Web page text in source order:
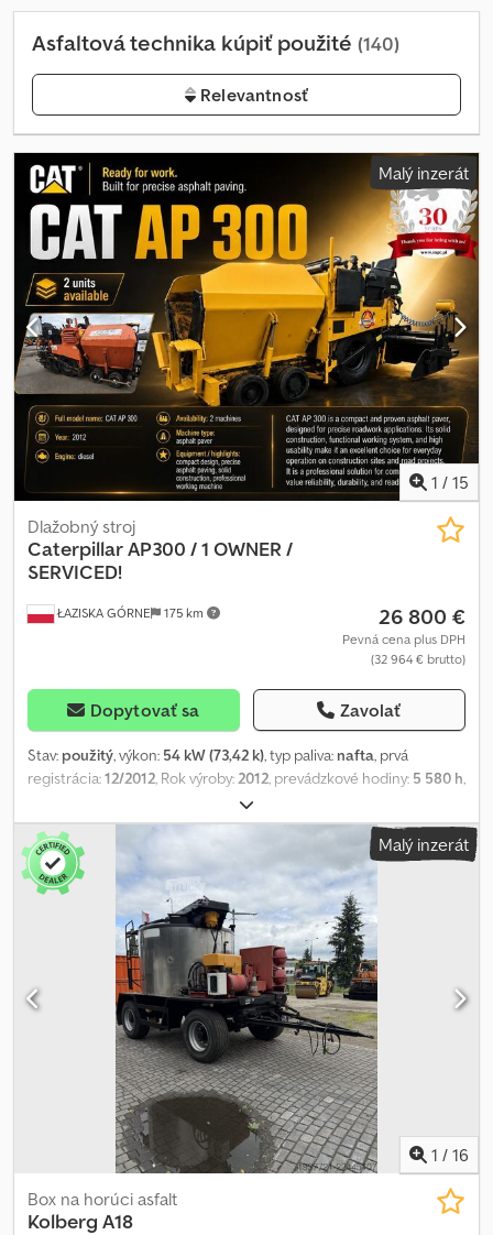
Asfaltová technika kúpiť použité (140)
Relevantnosť
Malý inzerát
1 / 15
ŁAZISKA GÓRNE 175 km
Dlažobný stroj
CaterpillarAP300 / 1 OWNER /
SERVICED!
26 800 €
Pevná cena plus DPH
(32 964 € brutto)
Dopytovať sa Zavolať
Stav: použitý, výkon: 54 kW (73,42 k), typ paliva: nafta, prvá
registrácia:12/2012, Rok výroby:2012, prevádzkové hodiny: 5 580 h,
Prevodovka: 2 prevody Rozsah pôsobnosti: Konštrukcia Aplikačný
materiál: Asfalt Hrubá hmotnosť: 7.300 kg Chjdpozp Niwefx Afvja
Rozmery (DxŠxV): 510 x 193 x 265 cm Rozchod kolies: 195 cm Typ
motora: Caterpillar C3.3B Záruka: 3 mesiacov
Malý inzerát
1 / 16
Box na horúci asfalt
Kolberg A18